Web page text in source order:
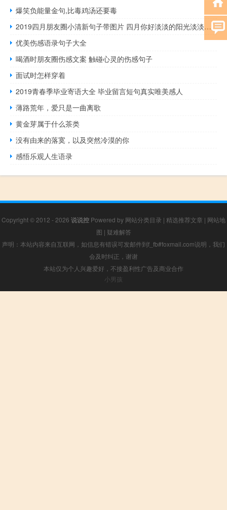
爆笑负能量金句,比毒鸡汤还要毒
2019四月朋友圈小清新句子带图片 四月你好淡淡的阳光淡淡的风
优美伤感语录句子大全
喝酒时朋友圈伤感文案 触碰心灵的伤感句子
面试时怎样穿着
2019青春季毕业寄语大全 毕业留言短句真实唯美感人
薄路荒年，爱只是一曲离歌
黄金芽属于什么茶类
没有由来的落寞，以及突然冷漠的你
感悟乐观人生语录
Copyright © 2012 - 2026 说说控 Powered by 网站分类目录 | 精选推荐文章 | 网站地
图 | 疑难解答
声明：本站内容来自互联网，如信息有错误可发邮件到f_fb#foxmail.com说明，我们
会及时纠正，谢谢
本站仅为个人兴趣爱好，不接盈利性广告及商业合作
小男孩